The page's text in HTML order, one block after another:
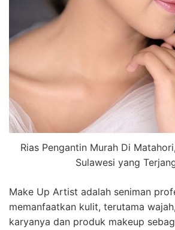
Rias Pengantin Murah Di
Sulawesi yang
Make Up Artist adalah seniman
memanfaatkan kulit, terutama
karyanya dan produk makeup